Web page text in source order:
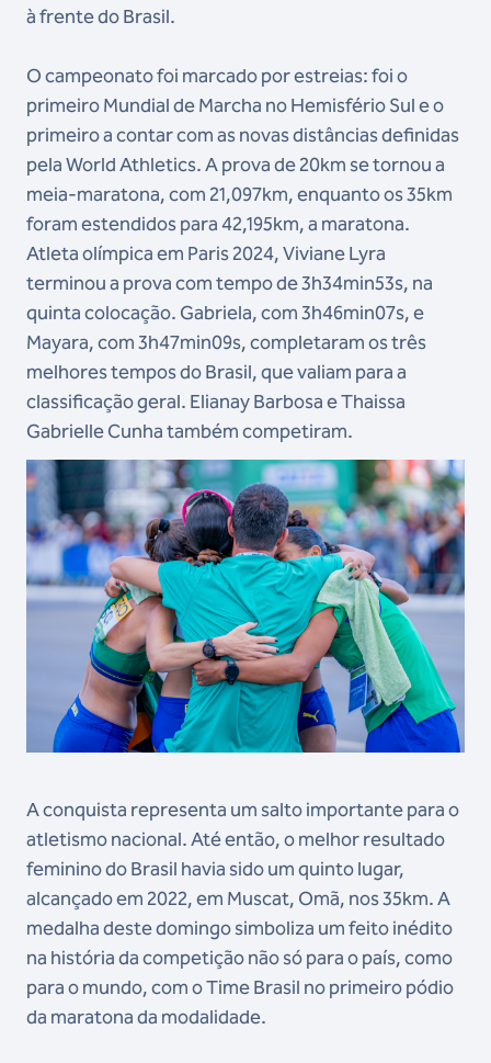
à frente do Brasil.
O campeonato foi marcado por estreias: foi o
primeiro Mundial de Marcha no Hemisfério Sul e o
primeiro a contar com as novas distâncias definidas
pela World Athletics. A prova de 20km se tornou a
meia-maratona, com 21,097km, enquanto os 35km
foram estendidos para 42,195km, a maratona.
Atleta olímpica em Paris 2024, Viviane Lyra
terminou a prova com tempo de 3h34min53s, na
quinta colocação. Gabriela, com 3h46min07s, e
Mayara, com 3h47min09s, completaram os três
melhores tempos do Brasil, que valiam para a
classificação geral. Elianay Barbosa e Thaissa
Gabrielle Cunha também competiram.
A conquista representa um salto importante para o
atletismo nacional. Até então, o melhor resultado
feminino do Brasil havia sido um quinto lugar,
alcançado em 2022, em Muscat, Omã, nos 35km. A
medalha deste domingo simboliza um feito inédito
na história da competição não só para o país, como
para o mundo, com o Time Brasil no primeiro pódio
da maratona da modalidade.